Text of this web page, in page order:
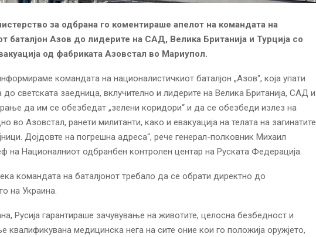
за одбрана го коментираше апелот на командата на
баталјон Азов до лидерите на САД, Велика Британија и Турција со
од фабриката Азовстал во Мариупол.
командата на националистичкиот баталјон „Азов“, која упати
светската заедница, вклучително и лидерите на Велика Британија, САД и
да им се обезбедат „зелени коридори“ и да се обезбеди излез на
во Азовстал, ранети милитанти, како и евакуација на телата на загинатите
Дојдовте на погрешна адреса“, рече генерал-полковник Михаил
на Националниот одбранбен контролен центар на Руската Федерација.
командата на баталјонот требало да се обрати директно до
на Украина.
Русија гарантираше зачувување на животите, целосна безбедност и
квалификувана медицинска нега на сите оние кои го положија оружјето,